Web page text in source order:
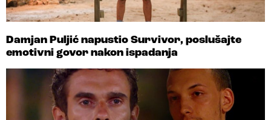
Damjan Puljić napustio Survivor, poslušajte
emotivni govor nakon ispadanja